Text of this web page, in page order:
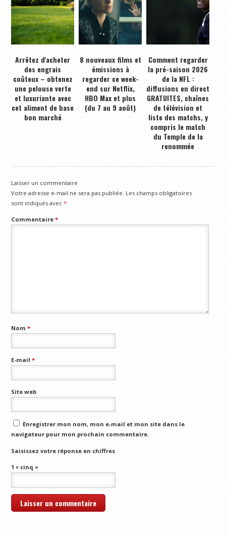
Arrêtez d'acheter
des engrais
coûteux – obtenez
une pelouse verte
et luxuriante avec
cet aliment de base
bon marché
8 nouveaux films et
émissions à
regarder ce week-
end sur Netflix,
HBO Max et plus
(du 7 au 9 août)
Comment regarder
la pré-saison 2026
de la NFL :
diffusions en direct
GRATUITES, chaînes
de télévision et
liste des matchs, y
compris le match
du Temple de la
renommée
Laisser un commentaire
Votre adresse e-mail ne sera pas publiée. Les champs obligatoires
sont indiqués avec*
Commentaire*
Nom*
E-mail*
Site web
Enregistrer mon nom, mon e-mail et mon site dans le
navigateur pour mon prochain commentaire.
Saisissez votre réponse en chiffres
1 × cinq =